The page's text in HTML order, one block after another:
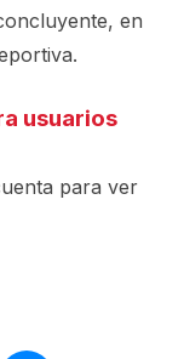
en
usuarios
para ver